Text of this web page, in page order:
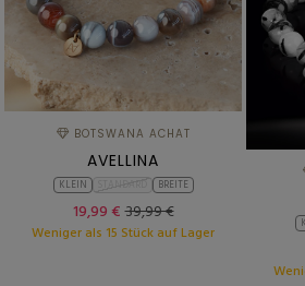
BOTSWANA ACHAT
AVELLINA
KLEIN BREITE
19,99 €39,99 €
Weniger als 15 Stück auf Lager